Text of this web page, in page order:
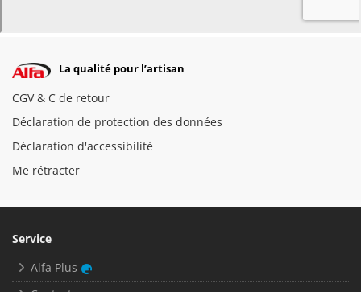
La qualité pour l’artisan
CGV & C de retour
Déclaration de protection des données
Déclaration d'accessibilité
Me rétracter
Service
Alfa Plus